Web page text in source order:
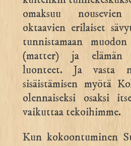
omaksuu
oktaavien erilaiset
tunnistamaan
(matter) ja elämän
luonteet. Ja vasta
sisäistämisen myötä
olennaiseksi osaksi
vaikuttaa tekoihimme.
Kun kokoontuminen